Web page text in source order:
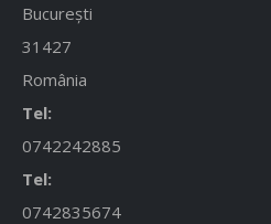
București
31427
România
Tel:
0742242885
Tel:
0742835674